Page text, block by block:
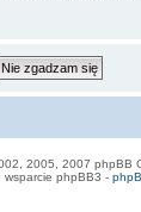
2005, 2007 phpBB
wsparcie phpBB3 -